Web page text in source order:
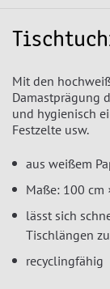
Mit den
Damastprägung
und hygienisch
Festzelte usw.
aus weißem
Maße: 100 cm
lässt sich
Tischlängen
recyclingfähig